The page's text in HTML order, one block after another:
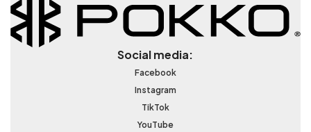
Social media:
Facebook
Instagram
TikTok
YouTube